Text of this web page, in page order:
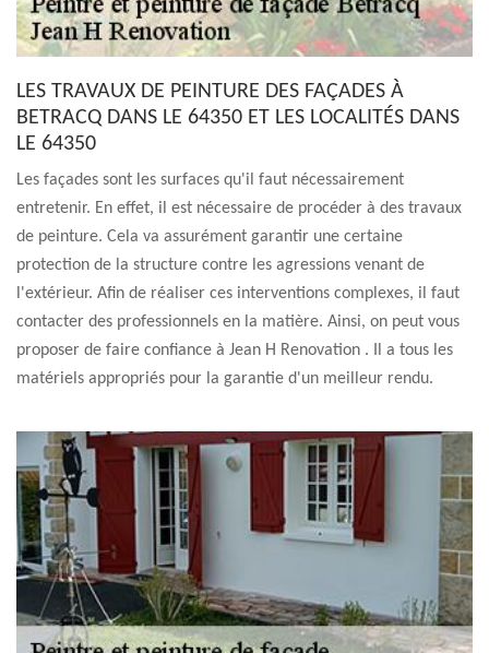
LES TRAVAUX DE PEINTURE DES FAÇADES À
BETRACQ DANS LE 64350 ET LES LOCALITÉS DANS
LE 64350
Les façades sont les surfaces qu'il faut nécessairement
entretenir. En effet, il est nécessaire de procéder à des travaux
de peinture. Cela va assurément garantir une certaine
protection de la structure contre les agressions venant de
l'extérieur. Afin de réaliser ces interventions complexes, il faut
contacter des professionnels en la matière. Ainsi, on peut vous
proposer de faire confiance à Jean H Renovation . Il a tous les
matériels appropriés pour la garantie d'un meilleur rendu.